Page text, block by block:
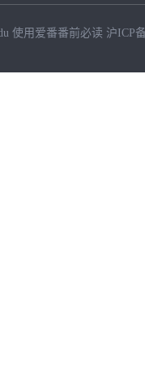
使用爱番番前必读 沪ICP